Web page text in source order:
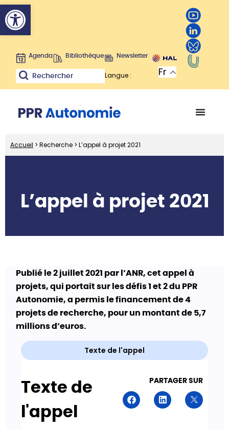
Ouvrir la barre d’outils
Agenda Bibliothèque Newsletter
Rechercher Langue : Fr
Accueil > Recherche > L’appel à projet 2021
L’appel à projet 2021
Publié le 2 juillet 2021 par l’ANR, cet appel à
projets, qui portait sur les défis 1 et 2 du PPR
Autonomie, a permis le financement de 4
projets de recherche, pour un montant de 5,7
millions d’euros.
Texte de l'appel
Texte de
l'appel
PARTAGER SUR